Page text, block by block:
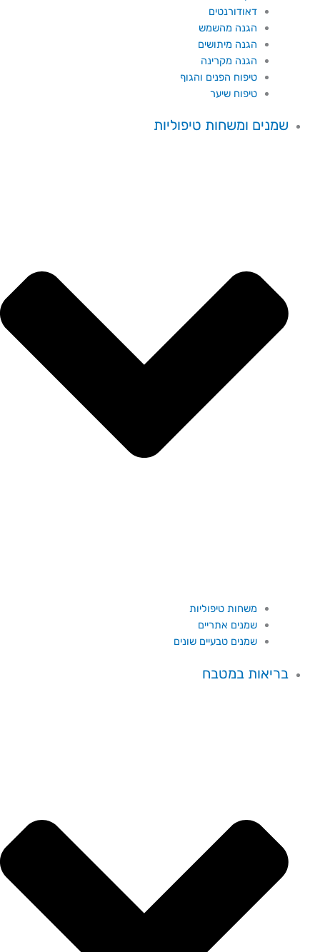
דאודורנטים
הגנה מהשמש
הגנה מיתושים
הגנה מקרינה
טיפוח הפנים והגוף
טיפוח שיער
שמנים ומשחות טיפוליות
משחות טיפוליות
שמנים אתריים
שמנים טבעיים שונים
בריאות במטבח